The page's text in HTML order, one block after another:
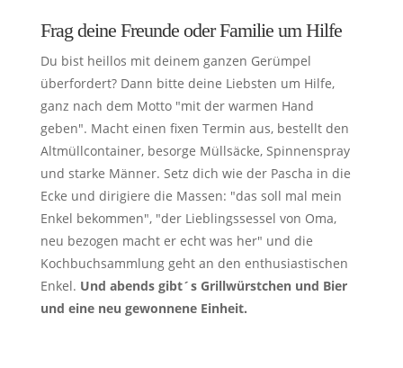
Frag deine Freunde oder Familie um Hilfe
Du bist heillos mit deinem ganzen Gerümpel
überfordert? Dann bitte deine Liebsten um Hilfe,
ganz nach dem Motto "mit der warmen Hand
geben". Macht einen fixen Termin aus, bestellt den
Altmüllcontainer, besorge Müllsäcke, Spinnenspray
und starke Männer. Setz dich wie der Pascha in die
Ecke und dirigiere die Massen: "das soll mal mein
Enkel bekommen", "der Lieblingssessel von Oma,
neu bezogen macht er echt was her" und die
Kochbuchsammlung geht an den enthusiastischen
Enkel. Und abends gibt´s Grillwürstchen und Bier
und eine neu gewonnene Einheit.